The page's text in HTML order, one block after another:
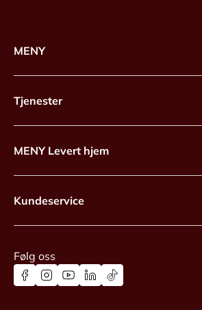
MENY
Tjenester
MENY Levert hjem
Kundeservice
Følg oss